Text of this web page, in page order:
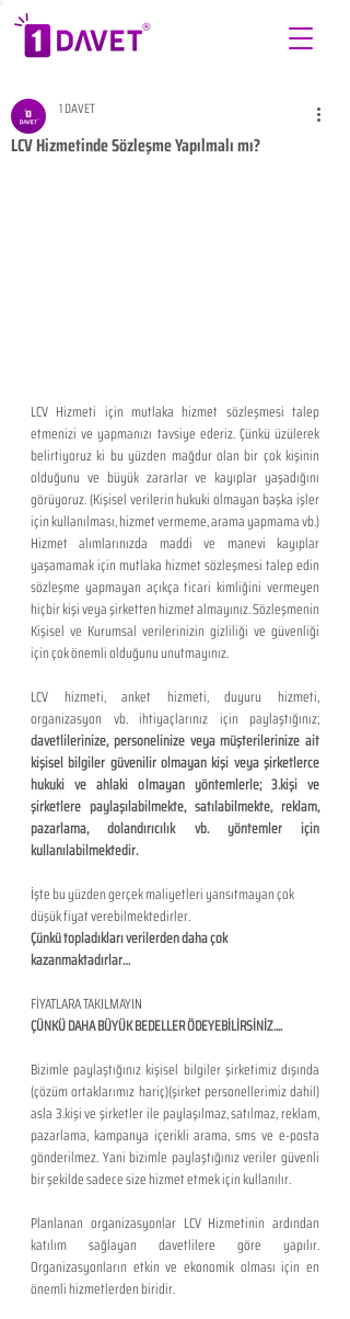
LCV Hizmetinde Sözleşme Yapılmalı mı?
1 DAVET
LCV Hizmeti için mutlaka hizmet sözleşmesi talep
etmenizi ve yapmanızı tavsiye ederiz. Çünkü üzülerek
belirtiyoruz ki bu yüzden mağdur olan bir çok kişinin
olduğunu ve büyük zararlar ve kayıplar yaşadığını
görüyoruz. (Kişisel verilerin hukuki olmayan başka işler
için kullanılması, hizmet vermeme, arama yapmama vb.)
Hizmet alımlarınızda maddi ve manevi kayıplar
yaşamamak için mutlaka hizmet sözleşmesi talep edin
sözleşme yapmayan açıkça ticari kimliğini vermeyen
hiçbir kişi veya şirketten hizmet almayınız. Sözleşmenin
Kişisel ve Kurumsal verilerinizin gizliliği ve güvenliği
için çok önemli olduğunu unutmayınız.
LCV hizmeti, anket hizmeti, duyuru hizmeti,
davetlilerinize, personelinize veya müşterilerinize ait
kişisel bilgiler güvenilir olmayan kişi veya şirketlerce
hukuki ve ahlaki olmayan yöntemlerle; 3.kişi ve
şirketlere paylaşılabilmekte, satılabilmekte, reklam,
pazarlama, dolandırıcılık vb. yöntemler için
kullanılabilmektedir.
İşte bu yüzden gerçek maliyetleri yansıtmayan çok
düşük fiyat verebilmektedirler.
Çünkü topladıkları verilerden daha çok
kazanmaktadırlar…
FİYATLARA TAKILMAYIN
ÇÜNKÜ DAHA BÜYÜK BEDELLER ÖDEYEBİLİRSİNİZ....
Bizimle paylaştığınız kişisel bilgiler şirketimiz dışında
(çözüm ortaklarımız hariç)(şirket personellerimiz dahil)
asla 3.kişi ve şirketler ile paylaşılmaz, satılmaz, reklam,
pazarlama, kampanya içerikli arama, sms ve e-posta
gönderilmez. Yani bizimle paylaştığınız veriler güvenli
bir şekilde sadece size hizmet etmek için kullanılır.
Planlanan organizasyonlar LCV Hizmetinin ardından
katılım sağlayan davetlilere göre yapılır.
Organizasyonların etkin ve ekonomik olması için en
önemli hizmetlerden biridir.